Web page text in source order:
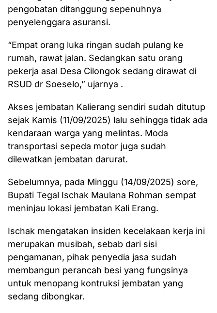
pengobatan ditanggung sepenuhnya
penyelenggara asuransi.
“Empat orang luka ringan sudah pulang ke
rumah, rawat jalan. Sedangkan satu orang
pekerja asal Desa Cilongok sedang dirawat di
RSUD dr Soeselo,” ujarnya .
Akses jembatan Kalierang sendiri sudah ditutup
sejak Kamis (11/09/2025) lalu sehingga tidak ada
kendaraan warga yang melintas. Moda
transportasi sepeda motor juga sudah
dilewatkan jembatan darurat.
Sebelumnya, pada Minggu (14/09/2025) sore,
Bupati Tegal Ischak Maulana Rohman sempat
meninjau lokasi jembatan Kali Erang.
Ischak mengatakan insiden kecelakaan kerja ini
merupakan musibah, sebab dari sisi
pengamanan, pihak penyedia jasa sudah
membangun perancah besi yang fungsinya
untuk menopang kontruksi jembatan yang
sedang dibongkar.